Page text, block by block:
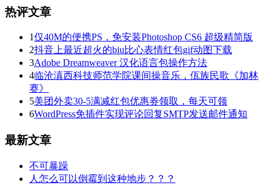
热评文章
1仅40M的便携PS，免安装Photoshop CS6 超级精简版
2抖音上最近超火的biu比心表情红包gif动图下载
3Adobe Dreamweaver 汉化语言包操作方法
4临沧滇西科技师范学院课间操音乐，佤族民歌《加林
赛》
5美团外卖30-5满减红包优惠券领取，每天可领
6WordPress免插件实现评论回复SMTP发送邮件通知
最新文章
不可暴躁
人怎么可以倒霉到这种地步？？？